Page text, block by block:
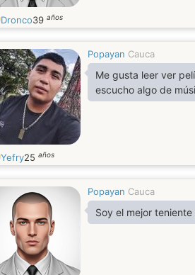
Dronco39 años
Popayan Cauca
Me gusta leer ver
escucho algo de
Yefry25 años
Popayan Cauca
Soy el mejor